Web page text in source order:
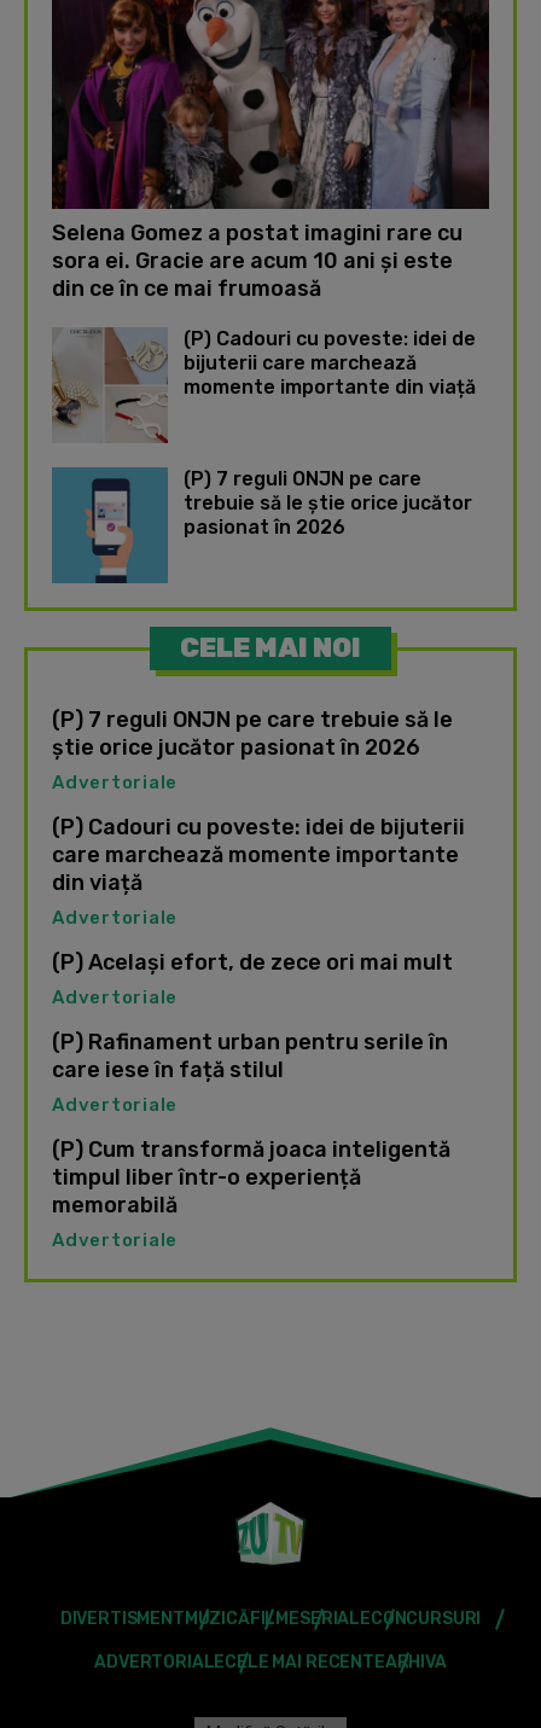
Selena Gomez a postat imagini rare cu
sora ei. Gracie are acum 10 ani și este
din ce în ce mai frumoasă
(P) Cadouri cu poveste: idei de
bijuterii care marchează
momente importante din viață
(P) 7 reguli ONJN pe care
trebuie să le știe orice jucător
pasionat în 2026
CELE MAI NOI
(P) 7 reguli ONJN pe care trebuie să le
știe orice jucător pasionat în 2026
Advertoriale
(P) Cadouri cu poveste: idei de bijuterii
care marchează momente importante
din viață
Advertoriale
(P) Același efort, de zece ori mai mult
Advertoriale
(P) Rafinament urban pentru serile în
care iese în față stilul
Advertoriale
(P) Cum transformă joaca inteligentă
timpul liber într-o experiență
memorabilă
Advertoriale
DIVERTISMENT MUZICĂFILMESERIALECONCURSURI
ADVERTORIALECELE MAI RECENTEARHIVA